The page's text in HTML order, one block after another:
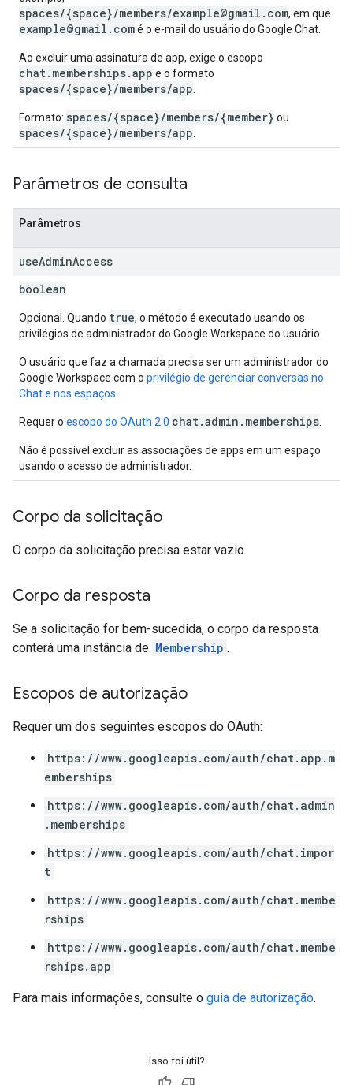
spaces/{space}/members/example@gmail.com, em que
example@gmail.comé o e-mail do usuário do Google Chat.
Ao excluir uma assinatura de app, exige o escopo
chat.memberships.app e o formato
spaces/{space}/members/app
Formato: spaces/{space}/members/{member} ou
spaces/{space}/members/app
Parâmetros de consulta
Parâmetros
useAdminAccess
boolean
Opcional. Quando true, o método é executado usando os
privilégios de administrador do Google Workspace do usuário.
O usuário que faz a chamada precisa ser um administrador do
Google Workspace com o privilégio de gerenciar conversas no
Chat e nos espaços
Requer o escopo do OAuth 2.0 chat.admin.memberships
Não é possível excluir as associações de apps em um espaço
usando o acesso de administrador.
Corpo da solicitação
O corpo da solicitação precisa estar vazio.
Corpo da resposta
Se a solicitação for bem-sucedida, o corpo da resposta
conterá uma instância de Membership .
Escopos de autorização
Requer um dos seguintes escopos do OAuth:
https://www.googleapis.com/auth/chat.app.m
emberships
https://www.googleapis.com/auth/chat.admin
.memberships
https://www.googleapis.com/auth/chat.impor
t
https://www.googleapis.com/auth/chat.membe
rships
https://www.googleapis.com/auth/chat.membe
rships.app
Para mais informações, consulte o guia de autorização.
Isso foi útil?